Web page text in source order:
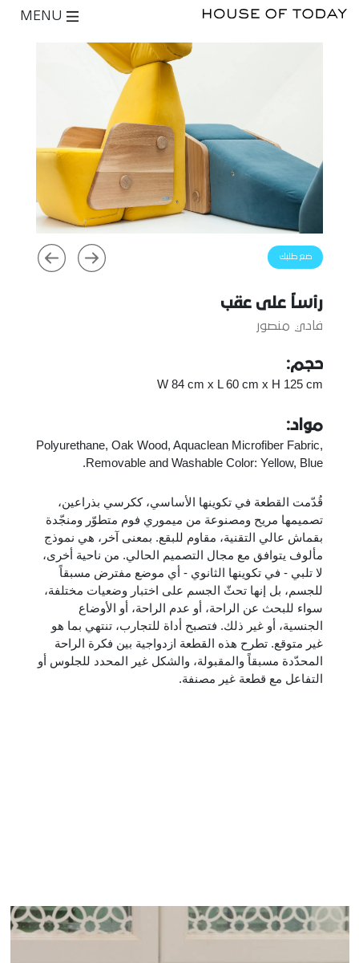
ضع طلبك
رأساً على عقب
فادي منصور
حجم:
W 84 cm x L 60 cm x H 125 cm
مواد:
Polyurethane, Oak Wood, Aquaclean Microfiber Fabric,
Removable and Washable Color: Yellow, Blue.
قُدّمت القطعة في تكوينها الأساسي، ككرسي بذراعين،
تصميمها مريح ومصنوعة من ميموري فوم متطوّر ومنجّدة
بقماش عالي التقنية، مقاوم للبقع. بمعنى آخر، هي نموذج
مألوف يتوافق مع مجال التصميم الحالي. من ناحية أخرى،
لا تلبي - في تكوينها الثانوي - أي موضع مفترض مسبقاً
للجسم، بل إنها تحثّ الجسم على اختبار وضعيات مختلفة،
سواء للبحث عن الراحة، أو عدم الراحة، أو الأوضاع
الجنسية، أو غير ذلك. فتصبح أداة للتجارب، تنتهي بما هو
غير متوقع. تطرح هذه القطعة ازدواجية بين فكرة الراحة
المحدّدة مسبقاً والمقبولة، والشكل غير المحدد للجلوس أو
التفاعل مع قطعة غير مصنفة.